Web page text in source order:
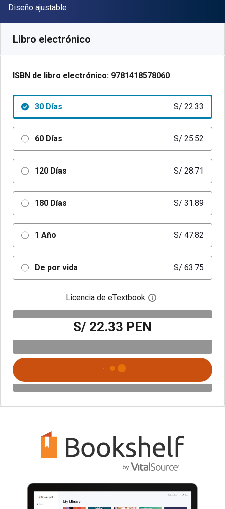
Formato
Diseño ajustable
Libro electrónico
ISBN de libro electrónico: 9781418578060
30 Días S/ 22.33
60 Días S/ 25.52
120 Días S/ 28.71
180 Días S/ 31.89
1 Año S/ 47.82
De por vida S/ 63.75
Licencia de eTextbook Abre el cuadro de
S/ 22.33 PEN